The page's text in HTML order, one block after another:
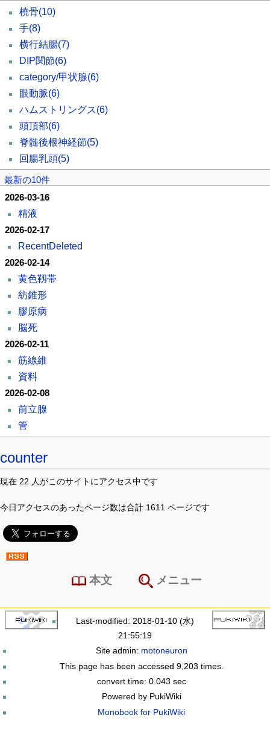
橈骨(10)
手(8)
横行結腸(7)
DIP関節(6)
category/甲状腺(6)
眼動脈(6)
ハムストリングス(6)
頭頂部(6)
脊髄後根神経節(5)
回腸乳頭(5)
最新の10件
2026-03-16
精液
2026-02-17
RecentDeleted
2026-02-14
黄色靱帯
紡錐形
膠原病
脳死
2026-02-11
筋線維
資料
2026-02-08
前立腺
管
counter
現在 22 人がこのサイトにアクセス中です
今日アクセスのあったページ数は合計 1611 ページです
本文 メニュー
Last-modified: 2018-01-10 (水)
21:55:19
Site admin: motoneuron
This page has been accessed 9,203 times.
convert time: 0.043 sec
Powered by PukiWiki
Monobook for PukiWiki